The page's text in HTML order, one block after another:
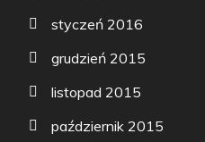
styczeń 2016
grudzień 2015
listopad 2015
październik 2015